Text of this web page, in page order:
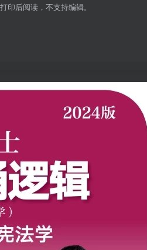
印后阅读，不支持编辑。